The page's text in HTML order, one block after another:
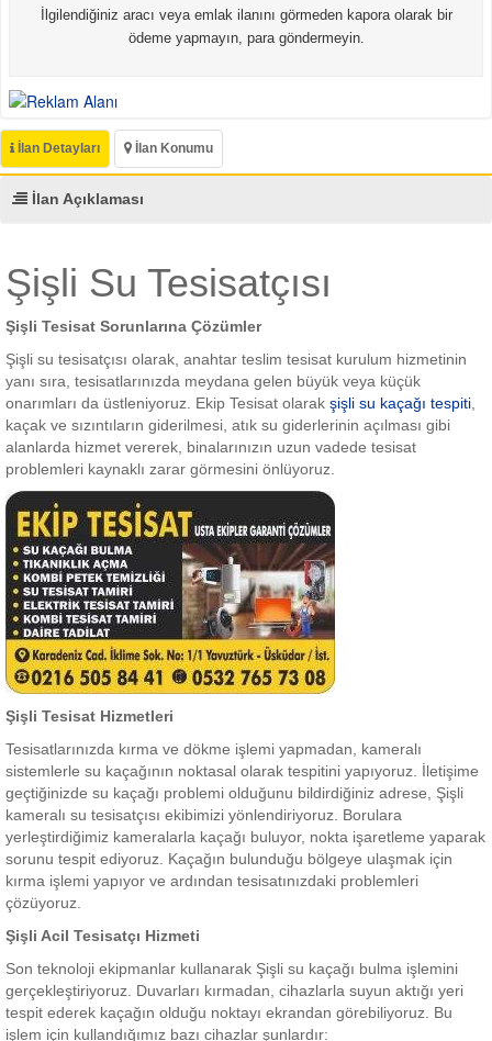
İlgilendiğiniz aracı veya emlak ilanını görmeden kapora olarak bir
ödeme yapmayın, para göndermeyin.
İlan Detayları İlan Konumu
İlan Açıklaması
Şişli Su Tesisatçısı
Şişli Tesisat Sorunlarına Çözümler
Şişli su tesisatçısı olarak, anahtar teslim tesisat kurulum hizmetinin
yanı sıra, tesisatlarınızda meydana gelen büyük veya küçük
onarımları da üstleniyoruz. Ekip Tesisat olarak şişli su kaçağı tespiti
kaçak ve sızıntıların giderilmesi, atık su giderlerinin açılması gibi
alanlarda hizmet vererek, binalarınızın uzun vadede tesisat
problemleri kaynaklı zarar görmesini önlüyoruz.
Şişli Tesisat Hizmetleri
Tesisatlarınızda kırma ve dökme işlemi yapmadan, kameralı
sistemlerle su kaçağının noktasal olarak tespitini yapıyoruz. İletişime
geçtiğinizde su kaçağı problemi olduğunu bildirdiğiniz adrese, Şişli
kameralı su tesisatçısı ekibimizi yönlendiriyoruz. Borulara
yerleştirdiğimiz kameralarla kaçağı buluyor, nokta işaretleme yaparak
sorunu tespit ediyoruz. Kaçağın bulunduğu bölgeye ulaşmak için
kırma işlemi yapıyor ve ardından tesisatınızdaki problemleri
çözüyoruz.
Şişli Acil Tesisatçı Hizmeti
Son teknoloji ekipmanlar kullanarak Şişli su kaçağı bulma işlemini
gerçekleştiriyoruz. Duvarları kırmadan, cihazlarla suyun aktığı yeri
tespit ederek kaçağın olduğu noktayı ekrandan görebiliyoruz. Bu
işlem için kullandığımız bazı cihazlar şunlardır: